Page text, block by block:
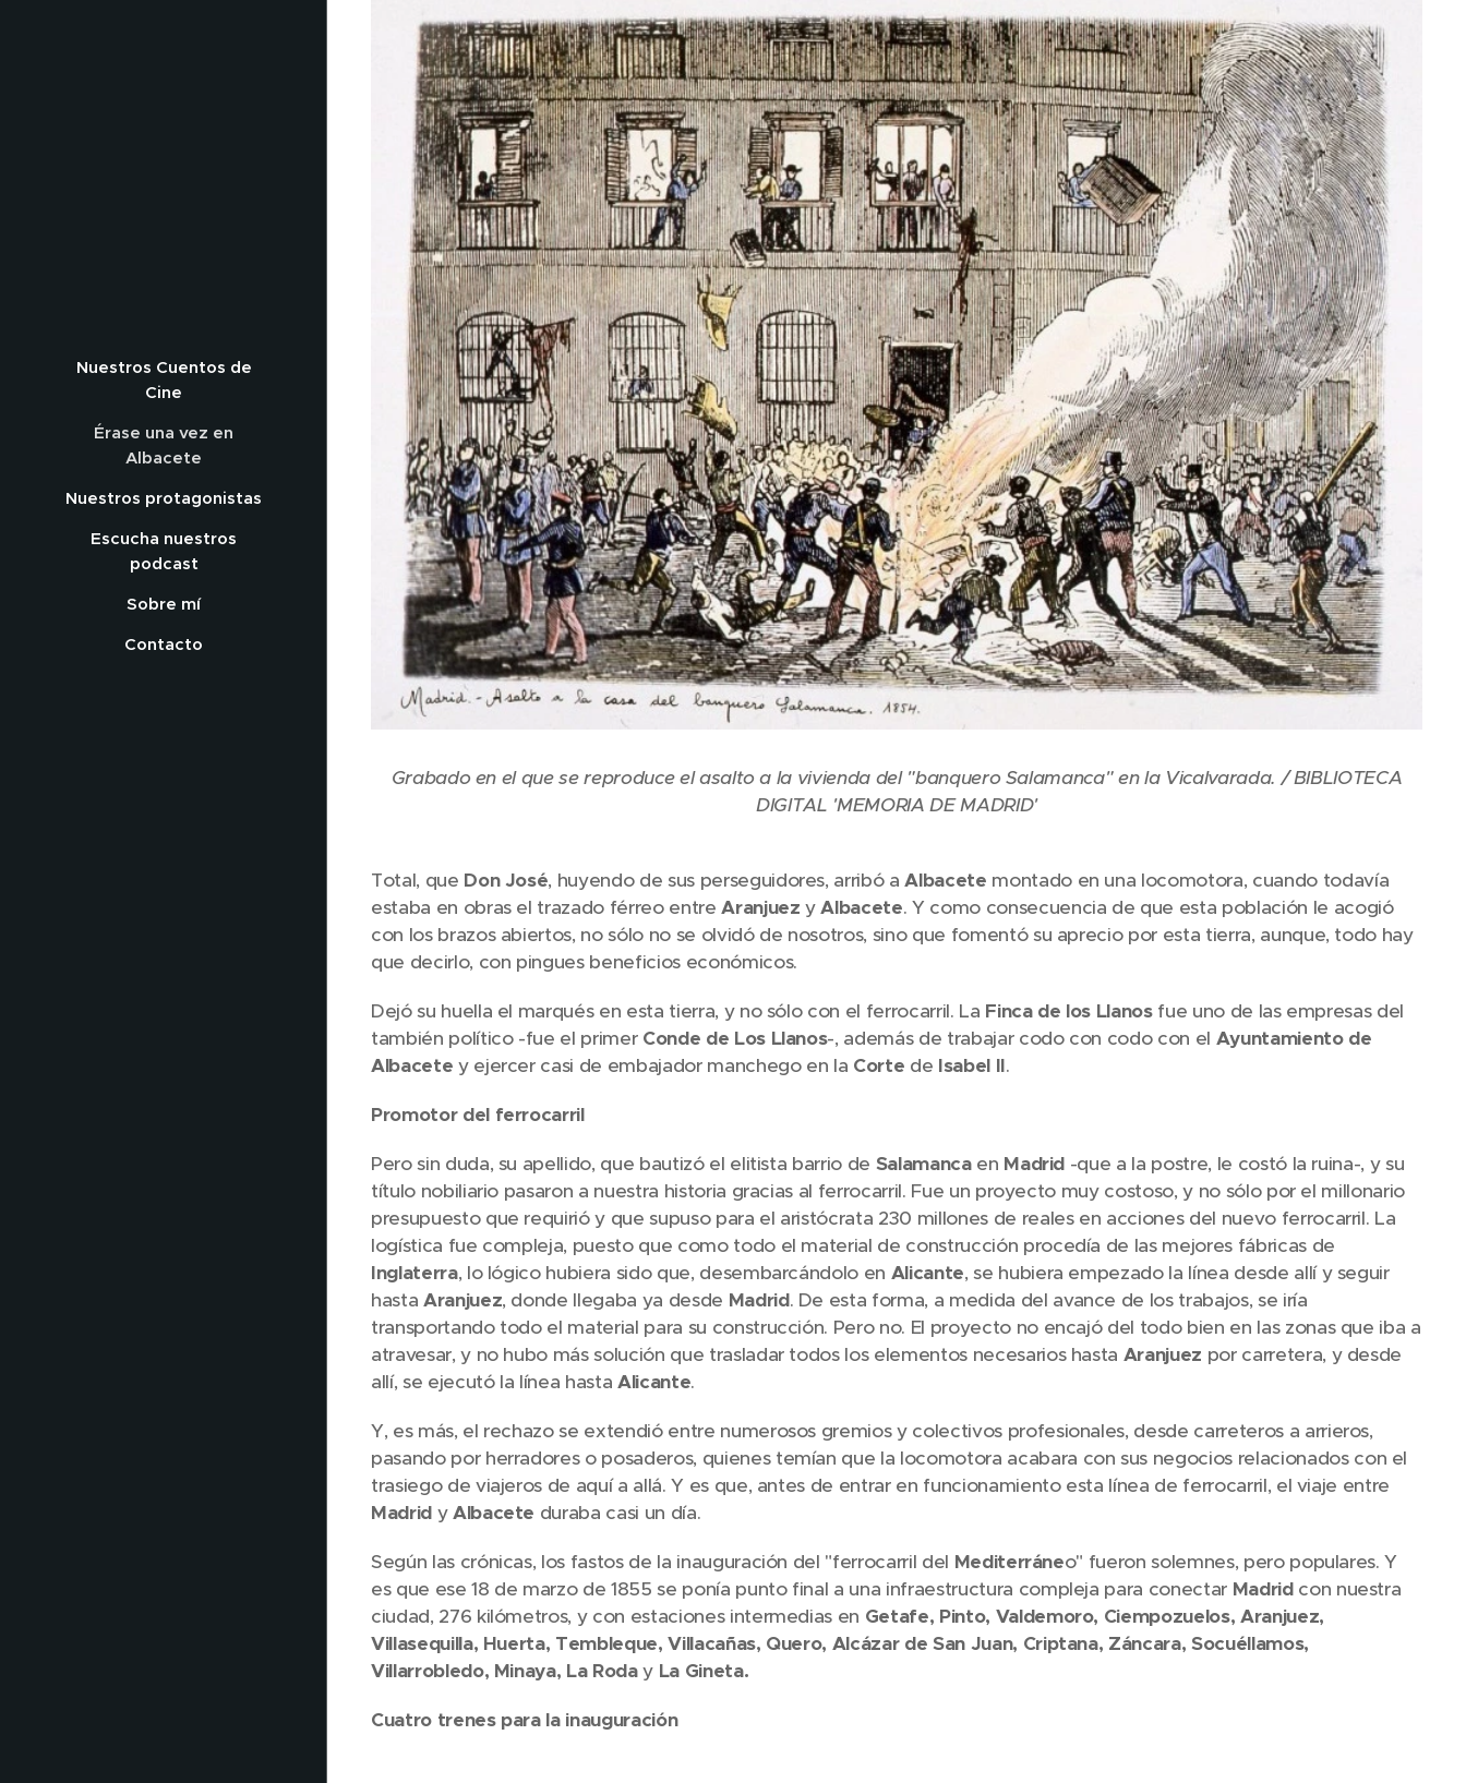
Nuestros Cuentos de
Cine
Érase una vez en
Albacete
Nuestros protagonistas
Escucha nuestros
podcast
Sobre mí
Contacto
Grabado en el que se reproduce el asalto a la vivienda del "banquero Salamanca" en la Vicalvarada. / BIBLIOTECA
DIGITAL 'MEMORIA DE MADRID'
Total, que Don José, huyendo de sus perseguidores, arribó aAlbacete montado en una locomotora, cuando todavía
estaba en obras el trazado férreo entreAranjuez yAlbacete. Y como consecuencia de que esta población le acogió
con los brazos abiertos, no sólo no se olvidó de nosotros, sino que fomentó su aprecio por esta tierra, aunque, todo hay
que decirlo, con pingues beneficios económicos.
Dejó su huella el marqués en esta tierra, y no sólo con el ferrocarril. La Finca de los Llanosfue uno de las empresas del
también político -fue el primer Conde de Los Llanos-, además de trabajar codo con codo con el Ayuntamiento de
Albacete y ejercer casi de embajador manchego en la Corte de Isabel II.
Promotor del ferrocarril
Pero sin duda, su apellido, que bautizó el elitista barrio de Salamancaen Madrid -que a la postre, le costó la ruina-, y su
título nobiliario pasaron a nuestra historia gracias al ferrocarril. Fue un proyecto muy costoso, y no sólo por el millonario
presupuesto que requirió y que supuso para el aristócrata 230 millones de reales en acciones del nuevo ferrocarril. La
logística fue compleja, puesto que como todo el material de construcción procedía de las mejores fábricas de
Inglaterra, lo lógico hubiera sido que, desembarcándolo en Alicante, se hubiera empezado la línea desde allí y seguir
hasta Aranjuez, donde llegaba ya desde Madrid. De esta forma, a medida del avance de los trabajos, se iría
transportando todo el material para su construcción. Pero no. El proyecto no encajó del todo bien en las zonas que iba a
atravesar, y no hubo más solución que trasladar todos los elementos necesarios hasta Aranjuez por carretera, y desde
allí, se ejecutó la línea hasta Alicante.
Y, es más, el rechazo se extendió entre numerosos gremios y colectivos profesionales, desde carreteros a arrieros,
pasando por herradores o posaderos, quienes temían que la locomotora acabara con sus negocios relacionados con el
trasiego de viajeros de aquí a allá. Y es que, antes de entrar en funcionamiento esta línea de ferrocarril, el viaje entre
MadridyAlbacete duraba casi un día.
Según las crónicas, los fastos de la inauguración del "ferrocarril del Mediterráneo" fueron solemnes, pero populares. Y
es que ese 18 de marzo de 1855 se ponía punto final a una infraestructura compleja para conectar Madridcon nuestra
ciudad, 276 kilómetros, y con estaciones intermedias en Getafe, Pinto, Valdemoro, Ciempozuelos, Aranjuez,
Villasequilla, Huerta, Tembleque, Villacañas, Quero, Alcázar de San Juan, Criptana, Záncara, Socuéllamos,
Villarrobledo, Minaya, La Roday La Gineta.
Cuatro trenes para la inauguración